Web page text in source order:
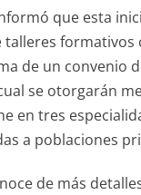
que esta
talleres formativos
de un convenio
se otorgarán
en tres
a poblaciones
de más